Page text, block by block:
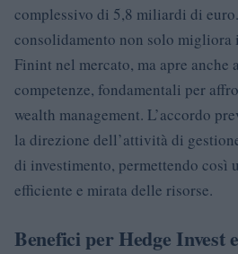
complessivo di 5,8 miliardi di
consolidamento non solo
Finint nel mercato, ma apre anche
competenze, fondamentali per
wealth management. L’accordo
la direzione dell’attività di
di investimento, permettendo così
efficiente e mirata delle risorse.
Benefici per Hedge Invest